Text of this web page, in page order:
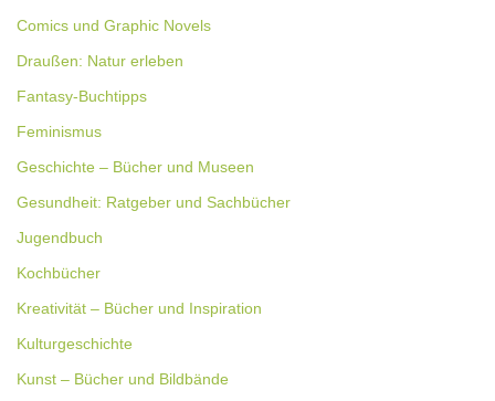
Comics und Graphic Novels
Draußen: Natur erleben
Fantasy-Buchtipps
Feminismus
Geschichte – Bücher und Museen
Gesundheit: Ratgeber und Sachbücher
Jugendbuch
Kochbücher
Kreativität – Bücher und Inspiration
Kulturgeschichte
Kunst – Bücher und Bildbände